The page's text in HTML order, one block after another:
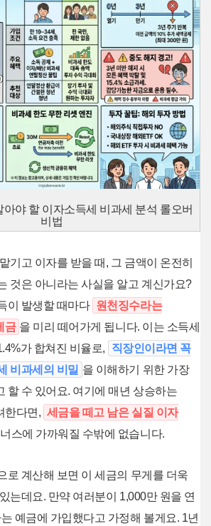
야 할 이자소득세 비과세 분석 롤오버
비법
기고 이자를 받을 때, 그 금액이 온전히
것은 아니라는 사실을 알고 계신가요?
이 발생할 때마다 원천징수라는
금 을 미리 떼어가게 됩니다. 이는 소득세
가 합쳐진 비율로,
직장인이라면 꼭
비과세의 비밀 을 이해하기 위한 가장
할 수 있어요. 여기에 매년 상승하는
한다면, 세금을 떼고 남은 실질 이자
스에 가까워질 수밖에 없습니다.
로 계산해 보면 이 세금의 무게를 더욱
는데요. 만약 여러분이 1,000만 원을 연
예금에 가입했다고 가정해 볼게요. 1년